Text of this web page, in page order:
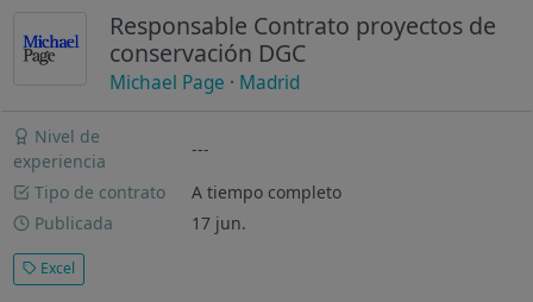
Responsable Contrato proyectos de
conservación DGC
Michael Page · Madrid
Nivel de
experiencia
---
Tipo de contrato
A tiempo completo
Publicada
17 jun.
Excel